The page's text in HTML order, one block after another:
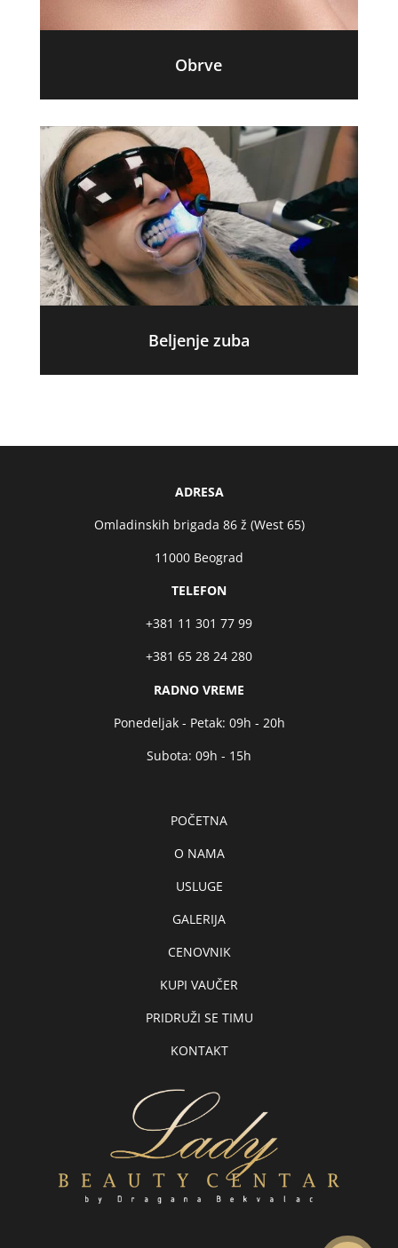
Obrve
Beljenje zuba
ADRESA
Omladinskih brigada 86 ž (West 65)
11000 Beograd
TELEFON
+381 11 301 77 99
+381 65 28 24 280
RADNO VREME
Ponedeljak - Petak: 09h - 20h
Subota: 09h - 15h
POČETNA
O NAMA
USLUGE
GALERIJA
CENOVNIK
KUPI VAUČER
PRIDRUŽI SE TIMU
KONTAKT